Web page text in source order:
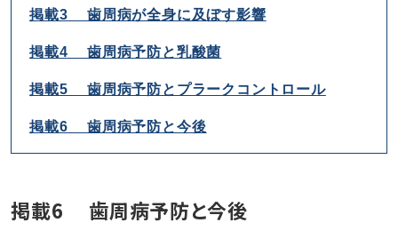
掲載3 歯周病が全身に及ぼす影響
掲載4 歯周病予防と乳酸菌
掲載5 歯周病予防とプラークコントロール
掲載6 歯周病予防と今後
掲載6 歯周病予防と今後